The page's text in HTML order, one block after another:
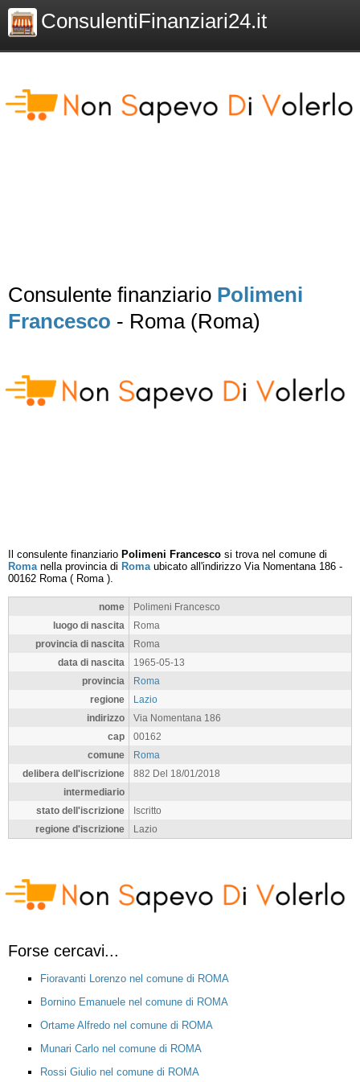
ConsulentiFinanziari24.it
Consulente finanziario Polimeni
Francesco - Roma (Roma)
Il consulente finanziario Polimeni Francesco si trova nel comune di
Romanella provincia di Romaubicato all'indirizzo Via Nomentana 186 -
00162 Roma( Roma).
nome
Polimeni Francesco
luogo di nascita
Roma
provincia di nascita
Roma
data di nascita
1965-05-13
provincia
Roma
regione
Lazio
indirizzo
Via Nomentana 186
cap
00162
comune
Roma
delibera dell'iscrizione
882 Del 18/01/2018
intermediario
stato dell'iscrizione
Iscritto
regione d'iscrizione
Lazio
Forse cercavi...
Fioravanti Lorenzo nel comune di ROMA
Bornino Emanuele nel comune di ROMA
Ortame Alfredo nel comune di ROMA
Munari Carlo nel comune di ROMA
Rossi Giulio nel comune di ROMA